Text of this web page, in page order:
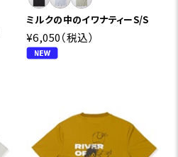
ミルクの中のイワナティーS/S
¥6,050（税込）